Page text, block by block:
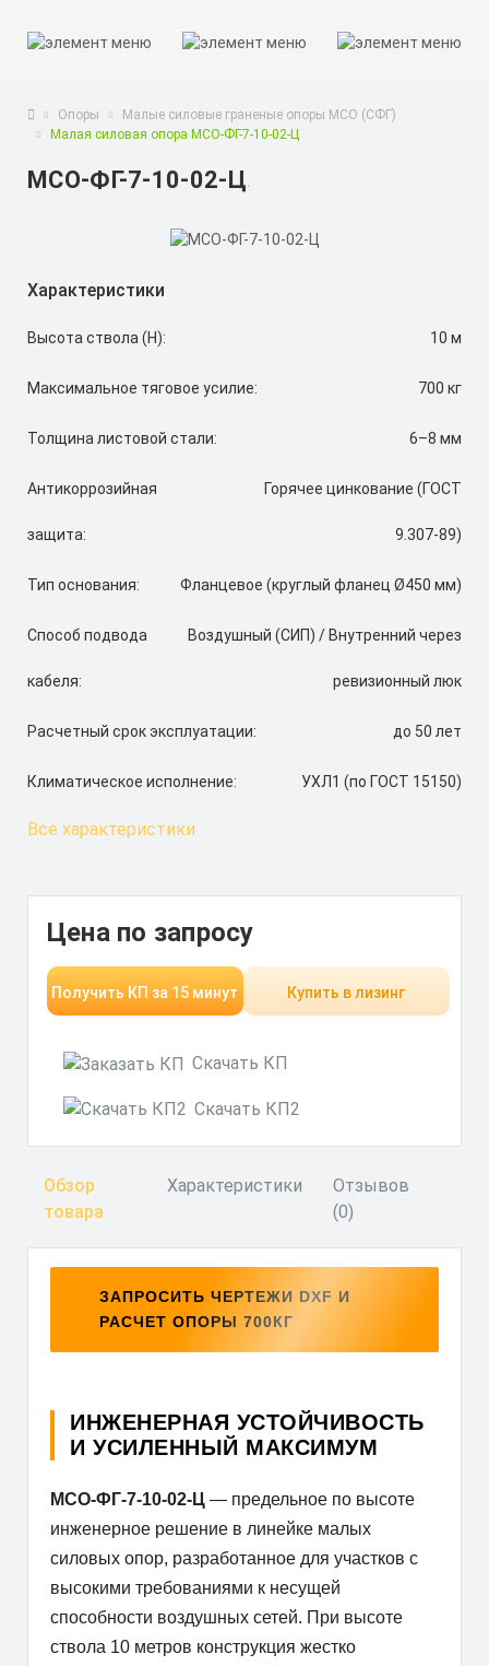
Опоры
Малые силовые граненые опоры МСО (СФГ)
Малая силовая опора МСО-ФГ-7-10-02-Ц
МСО-ФГ-7-10-02-Ц
Характеристики
Высота ствола (H): 10 м
Максимальное тяговое усилие: 700 кг
Толщина листовой стали: 6–8 мм
Антикоррозийная
защита:
Горячее цинкование (ГОСТ
9.307-89)
Тип основания: Фланцевое (круглый фланец Ø450 мм)
Способ подвода
кабеля:
Воздушный (СИП) / Внутренний через
ревизионный люк
Расчетный срок эксплуатации: до 50 лет
Климатическое исполнение: УХЛ1 (по ГОСТ 15150)
Все характеристики
Цена по запросу
Получить КП за 15 минут Купить в лизинг
Скачать КП
Скачать КП2
Обзор
товара
Характеристики
Отзывов
(0)
ЗАПРОСИТЬ ЧЕРТЕЖИ DXF И
РАСЧЕТ ОПОРЫ 700КГ
ИНЖЕНЕРНАЯ УСТОЙЧИВОСТЬ
И УСИЛЕННЫЙ МАКСИМУМ
МСО-ФГ-7-10-02-Ц — предельное по высоте
инженерное решение в линейке малых
силовых опор, разработанное для участков с
высокими требованиями к несущей
способности воздушных сетей. При высоте
ствола 10 метров конструкция жестко